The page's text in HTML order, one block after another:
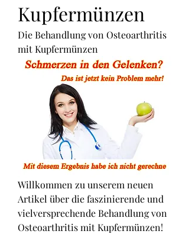
Kupfermünzen
Die Behandlung von Osteoarthritis
mit Kupfermünzen
Willkommen zu unserem neuen
Artikel über die faszinierende und
vielversprechende Behandlung von
Osteoarthritis mit Kupfermünzen!